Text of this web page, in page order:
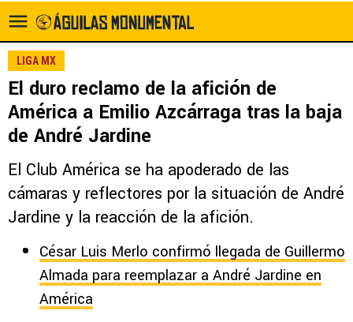
LIGA MX
El duro reclamo de la afición de
América a Emilio Azcárraga tras la baja
de André Jardine
El Club América se ha apoderado de las
cámaras y reflectores por la situación de André
Jardine y la reacción de la afición.
César Luis Merlo confirmó llegada de Guillermo
Almada para reemplazar a André Jardine en
América